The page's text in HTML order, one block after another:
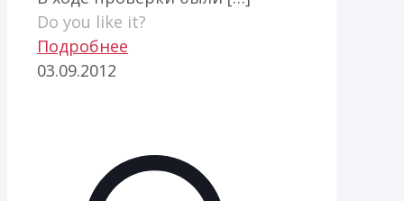
Do you like it?
Подробнее
03.09.2012